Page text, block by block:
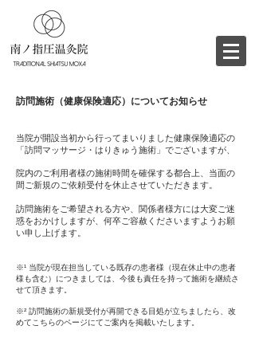
訪問施術（健康保険適応）についてお知らせ
当院が開設当初から行ってまいりました健康保険適応の
「訪問マッサージ・はりきゅう施術」でございますが、
院内のご利用者様の施術時間を確保する都合上、当面の
間ご新規のご依頼受付を休止させていただきます。
訪問施術をご希望される方や、関係者様方には大変ご迷
惑をおかけしますが、何卒ご容赦くださいますようお願
い申し上げます。
※¹ 当院が現在担当している既存の患者様 （現在休止中の患者
様も含む） につきましては、今後も責任を持って施術を継続さ
せて頂きます。
※² 訪問施術の新規受付が再開できる目処が立ちましたら、改
めてこちらのページにてご案内を掲載いたします。